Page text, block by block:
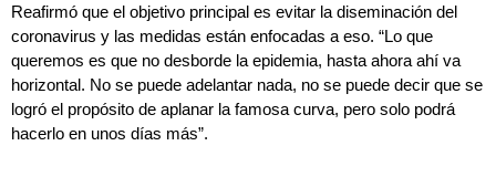
Reafirmó que el objetivo principal es evitar la diseminación del
coronavirus y las medidas están enfocadas a eso. “Lo que
queremos es que no desborde la epidemia, hasta ahora ahí va
horizontal. No se puede adelantar nada, no se puede decir que se
logró el propósito de aplanar la famosa curva, pero solo podrá
hacerlo en unos días más”.